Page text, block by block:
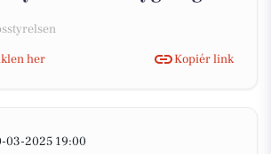
her
Kopiér link
03-2025 19:00